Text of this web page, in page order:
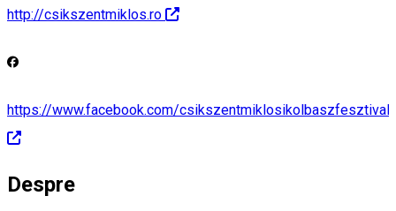
http://csikszentmiklos.ro
https://www.facebook.com/csikszentmiklosikolbaszfesztival/
Despre